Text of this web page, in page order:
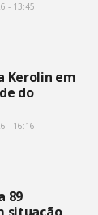
- 13:45
Kerolin em
do
- 16:16
89
situação